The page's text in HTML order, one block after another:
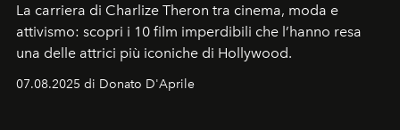
La carriera di Charlize Theron tra cinema, moda e
attivismo: scopri i 10 film imperdibili che l’hanno resa
una delle attrici più iconiche di Hollywood.
07.08.2025 di Donato D'Aprile